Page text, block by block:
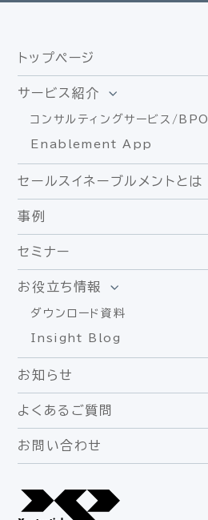
トップページ
サービス紹介
コンサルティングサービス/BPO
Enablement App
セールスイネーブルメントとは
事例
セミナー
お役立ち情報
ダウンロード資料
Insight Blog
お知らせ
よくあるご質問
お問い合わせ